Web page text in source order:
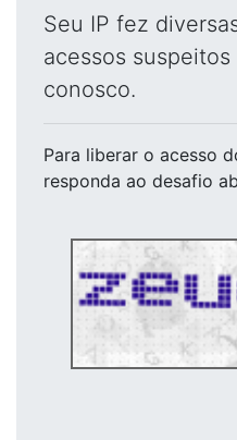
Seu IP fez
acessos
conosco.
Para liberar o acesso
responda ao desafio